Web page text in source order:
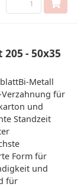
205 - 50x35
Metall
für
und
Standzeit
Form für
und
für